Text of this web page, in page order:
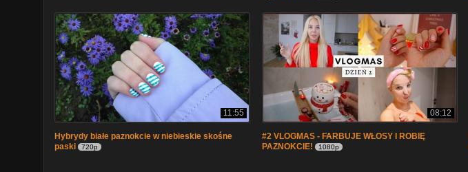
11:55
Hybrydy białe paznokcie w niebieskie skośne
paski
720p
08:12
#2 VLOGMAS - FARBUJE WŁOSY I ROBIĘ
PAZNOKCIE!
1080p